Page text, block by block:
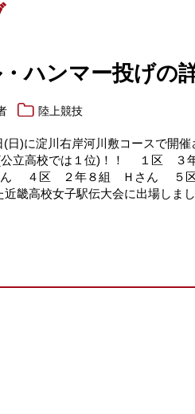
ハンマー投げの
陸上競技
)に淀川右岸河川敷コースで開
(公立高校では１位)！！ １区
４区 ２年８組 Ｈさん ５区
畿高校女子駅伝大会に出場しま